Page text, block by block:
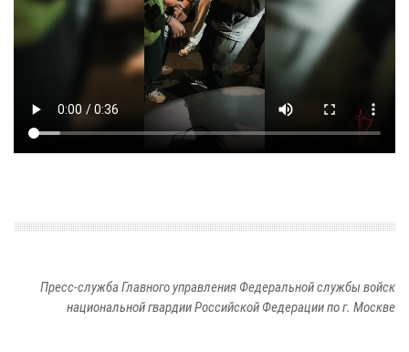
Пресс-служба Главного управления Федеральной службы войск
национальной гвардии Российской Федерации по г. Москве